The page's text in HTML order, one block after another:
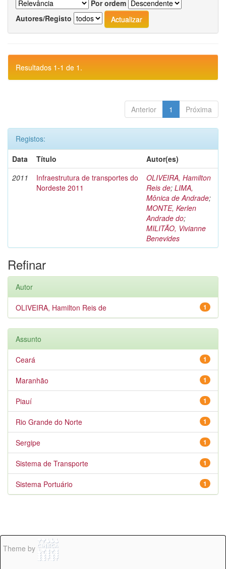
Por ordem
Autores/Registo
Resultados 1-1 de 1.
Anterior 1 Próxima
Registos:
Data
Título
Autor(es)
2011
Infraestrutura de transportes do
Nordeste 2011
OLIVEIRA, Hamilton
Reis de; LIMA,
Mônica de Andrade;
MONTE, Kerlen
Andrade do;
MILITÃO, Vivianne
Benevides
Refinar
Autor
1
OLIVEIRA, Hamilton Reis de
Assunto
1
Ceará
1
Maranhão
1
Piauí
1
Rio Grande do Norte
1
Sergipe
1
Sistema de Transporte
1
Sistema Portuário
Theme by